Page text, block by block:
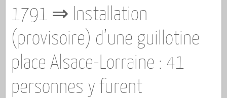
1791 ⇒ Installation
(provisoire) d’une guillotine
place Alsace-Lorraine : 41
personnes y furent